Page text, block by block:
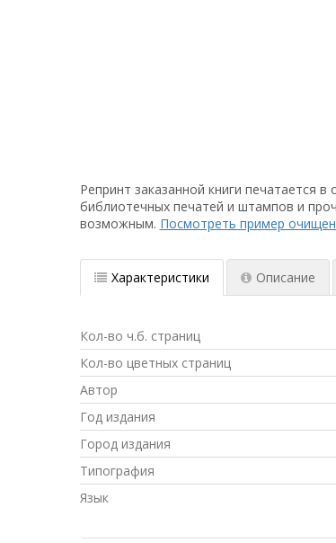
Репринт заказанной книги печатается
библиотечных печатей и штампов и
возможным. Посмотреть пример
Характеристики Описание
Кол-во ч.б. страниц
Кол-во цветных страниц
Автор
Год издания
Город издания
Типография
Язык